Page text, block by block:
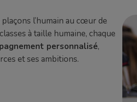
plaçons l’humain au cœur de
à taille humaine, chaque
personnalisé,
et ses ambitions.